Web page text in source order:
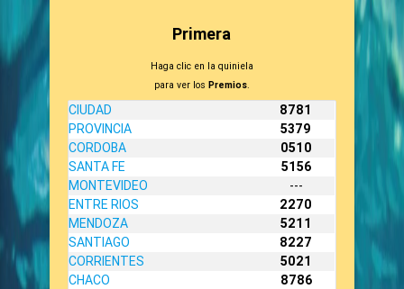
Primera
Haga clic en la quiniela
para ver los Premios.
CIUDAD
8781
PROVINCIA
5379
CORDOBA
0510
SANTA FE
5156
MONTEVIDEO
---
ENTRE RIOS
2270
MENDOZA
5211
SANTIAGO
8227
CORRIENTES
5021
CHACO
8786